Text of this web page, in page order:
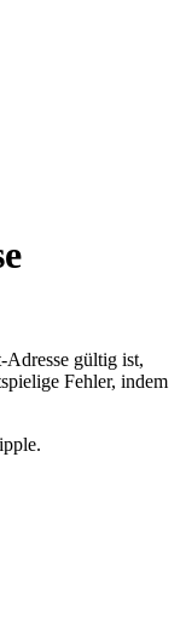
gültig ist,
Fehler, indem